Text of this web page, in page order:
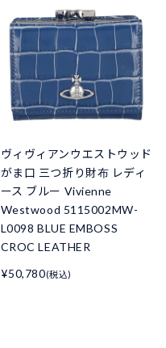
ヴィヴィアンウエストウッド
がま口 三つ折り財布 レディ
ース ブルー Vivienne
Westwood 5115002MW-
L0098 BLUE EMBOSS
CROC LEATHER
¥50,780(税込)